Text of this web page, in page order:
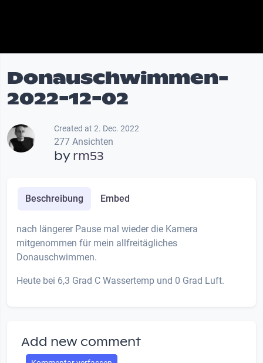
Donauschwimmen-
2022-12-02
Created at 2. Dec. 2022
277 Ansichten
byrm53
Beschreibung Embed
nach längerer Pause mal wieder die Kamera
mitgenommen für mein allfreitägliches
Donauschwimmen.
Heute bei 6,3 Grad C Wassertemp und 0 Grad Luft.
Add new comment